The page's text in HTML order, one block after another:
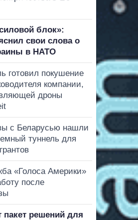
блок»:
свои слова о
в НАТО
готовил покушение
компании,
дроны
с Беларусью нашли
туннель для
«Голоса Америки»
после
пакет решений для